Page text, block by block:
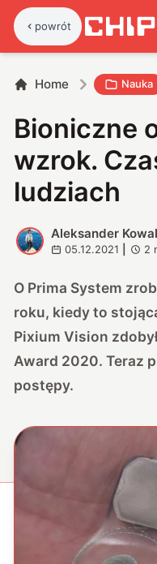
powrót
Home Nauka
Bioniczne
wzrok.
ludziach
A
Aleksander Kowal
05.12.2021 2
O Prima System
roku, kiedy to
Pixium Vision
Award 2020. Teraz
postępy.